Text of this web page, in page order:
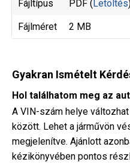
Fájltípus PDF (Letöltés
Fájlméret 2 MB
Gyakran Ismételt
Hol találhatom meg az
A VIN-szám helye
között. Lehet a járművön
megjelenítve. Ajánlott
kézikönyvében pontos